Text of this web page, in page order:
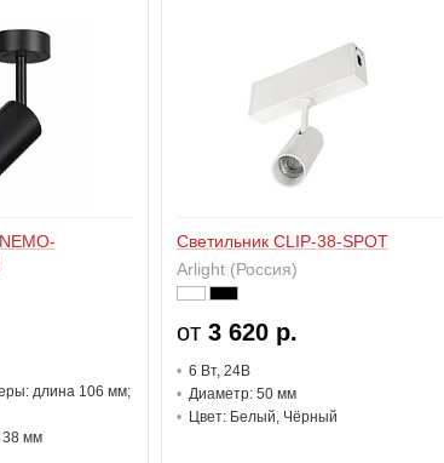
длина 106 мм;
38 мм
Светильник CLIP-38-SPOT
Arlight (Россия)
от3 620 р.
6 Вт, 24В
Диаметр: 50 мм
Цвет: Белый, Чёрный